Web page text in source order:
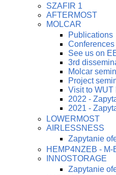
SZAFIR 1
AFTERMOST
MOLCAR
Publications
Conferences
See us on
3rd
Molcar
Project
Visit to WUT
2022 -
2021 -
LOWERMOST
AIRLESSNESS
Zapytanie
HEMP4NZEB - M-
INNOSTORAGE
Zapytanie